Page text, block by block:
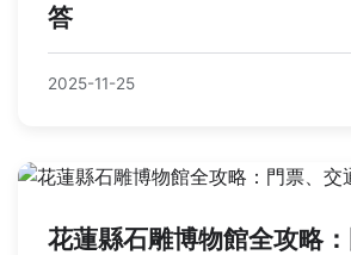
答
2025-11-25
花蓮縣石雕博物館全攻略